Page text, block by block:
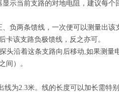
示当前支路的对地电阻，建议每个
负两条馈线，一次便可以测量出该
卡该支路负极馈线，反之亦可。
头沿着这条支路向后移动,如果测量
间）。
为2.3米。线的长度可以加长需特别